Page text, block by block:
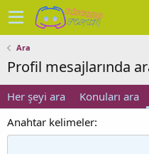
Ara
Profil mesajlarında
Her şeyi ara Konuları ara
Anahtar kelimeler